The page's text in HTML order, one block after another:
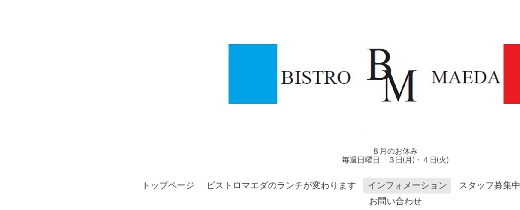
８月のお休み
毎週日曜日 ３日(月)・４日(火)
トップページ ビストロマエダのランチが変わります インフォメーション スタッフ募集中
お問い合わせ